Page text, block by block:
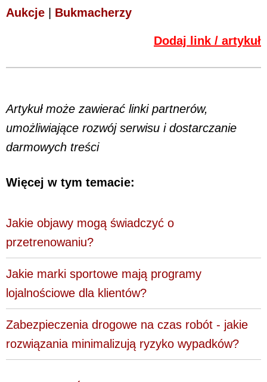
Aukcje Bukmacherzy
Dodaj link / artykuł
Artykuł może zawierać linki partnerów,
umożliwiające rozwój serwisu i dostarczanie
darmowych treści
Więcej w tym temacie:
Jakie objawy mogą świadczyć o
przetrenowaniu?
Jakie marki sportowe mają programy
lojalnościowe dla klientów?
Zabezpieczenia drogowe na czas robót - jakie
rozwiązania minimalizują ryzyko wypadków?